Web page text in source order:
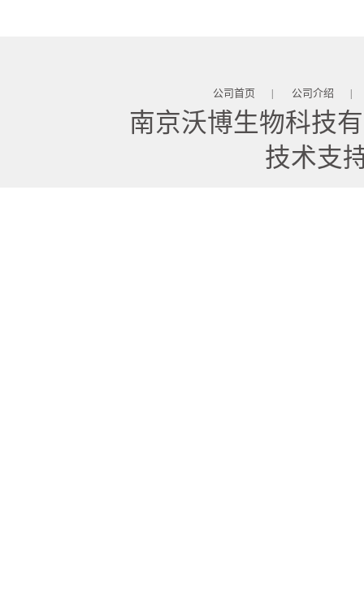
公司首页 | 公司介绍 |
南京沃博生物科技
技术支